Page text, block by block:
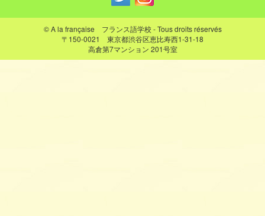
© A la française フランス語学校 - Tous droits réservés
〒150-0021 東京都渋谷区恵比寿西1-31-18
高倉第7マンション 201号室